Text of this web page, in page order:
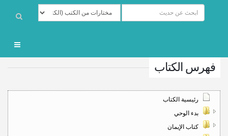
فهرس الكتاب
رئيسية الكتاب
بدء الوحي
كتاب الإيمان